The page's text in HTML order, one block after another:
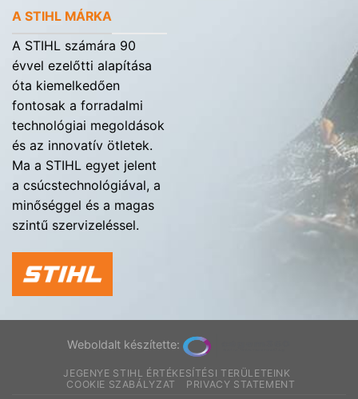
A STIHL MÁRKA
A STIHL számára 90
évvel ezelőtti alapítása
óta kiemelkedően
fontosak a forradalmi
technológiai megoldások
és az innovatív ötletek.
Ma a STIHL egyet jelent
a csúcstechnológiával, a
minőséggel és a magas
szintű szervizeléssel.
Weboldalt készítette:
JEGENYE STIHL ÉRTÉKESÍTÉSI TERÜLETEINK
COOKIE SZABÁLYZAT
PRIVACY STATEMENT